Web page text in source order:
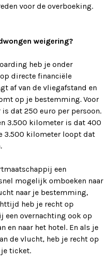
voor de overboeking.
weigering?
heb je onder
directe financiële
af van de vliegafstand en
op je bestemming. Voor
dat 250 euro per persoon.
3.500 kilometer is dat 400
3.500 kilometer loopt dat
een
mogelijk omboeken naar
naar je bestemming,
heb je recht op
een overnachting ook op
en naar het hotel. En als je
de vlucht, heb je recht op
ticket.